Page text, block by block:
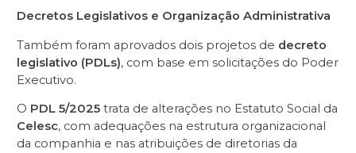
Decretos Legislativos e Organização Administrativa
Também foram aprovados dois projetos de decreto
legislativo (PDLs), com base em solicitações do Poder
Executivo.
O PDL 5/2025 trata de alterações no Estatuto Social da
Celesc, com adequações na estrutura organizacional
da companhia e nas atribuições de diretorias da